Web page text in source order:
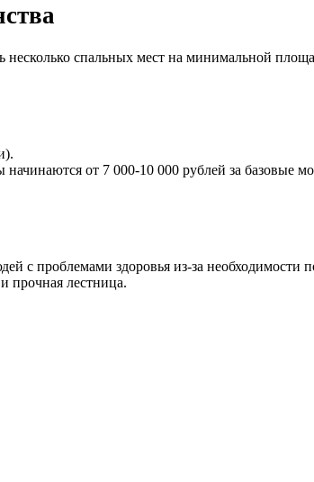
несколько спальных мест на минимальной
от 7 000-10 000 рублей за базовые
с проблемами здоровья из-за необходимости
прочная лестница.